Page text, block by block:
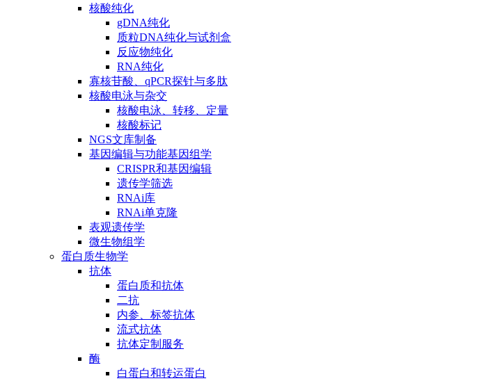
核酸纯化
gDNA纯化
质粒DNA纯化与试剂盒
反应物纯化
RNA纯化
寡核苷酸、qPCR探针与多肽
核酸电泳与杂交
核酸电泳、转移、定量
核酸标记
NGS文库制备
基因编辑与功能基因组学
CRISPR和基因编辑
遗传学筛选
RNAi库
RNAi单克隆
表观遗传学
微生物组学
蛋白质生物学
抗体
蛋白质和抗体
二抗
内参、标签抗体
流式抗体
抗体定制服务
酶
白蛋白和转运蛋白